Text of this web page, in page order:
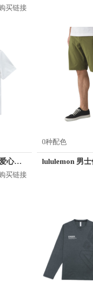
买链接
KM/kilometers 国潮爱心短袖T恤 M2X2108466
买链接
0种配色
lululemon 男